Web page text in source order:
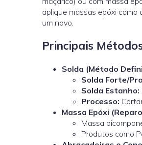
aplique massas epóxi
um novo.
Principais
Solda (Método
Solda Forte/
Solda Estanho:
Processo:
Massa Epóxi
Massa
Produtos como